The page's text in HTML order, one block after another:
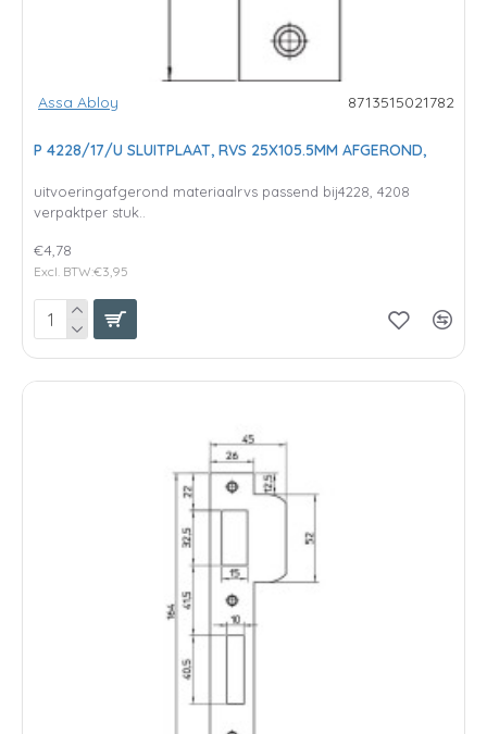
Assa Abloy 8713515021782
P 4228/17/U SLUITPLAAT, RVS 25X105.5MM AFGEROND,
uitvoeringafgerond materiaalrvs passend bij4228, 4208
verpaktper stuk..
€4,78
Excl. BTW:€3,95